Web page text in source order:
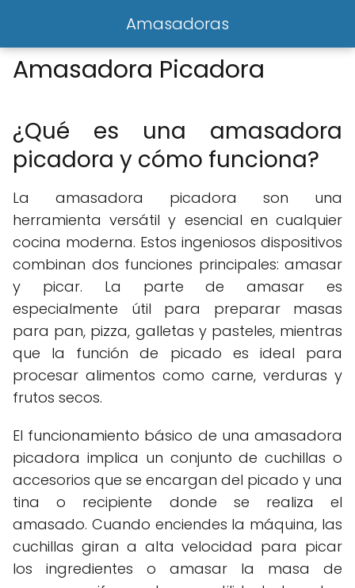
Amasadoras
Amasadora Picadora
¿Qué es una amasadora
picadora y cómo funciona?
La amasadora picadora son una
herramienta versátil y esencial en cualquier
cocina moderna. Estos ingeniosos dispositivos
combinan dos funciones principales: amasar
y picar. La parte de amasar es
especialmente útil para preparar masas
para pan, pizza, galletas y pasteles, mientras
que la función de picado es ideal para
procesar alimentos como carne, verduras y
frutos secos.
El funcionamiento básico de una amasadora
picadora implica un conjunto de cuchillas o
accesorios que se encargan del picado y una
tina o recipiente donde se realiza el
amasado. Cuando enciendes la máquina, las
cuchillas giran a alta velocidad para picar
los ingredientes o amasar la masa de